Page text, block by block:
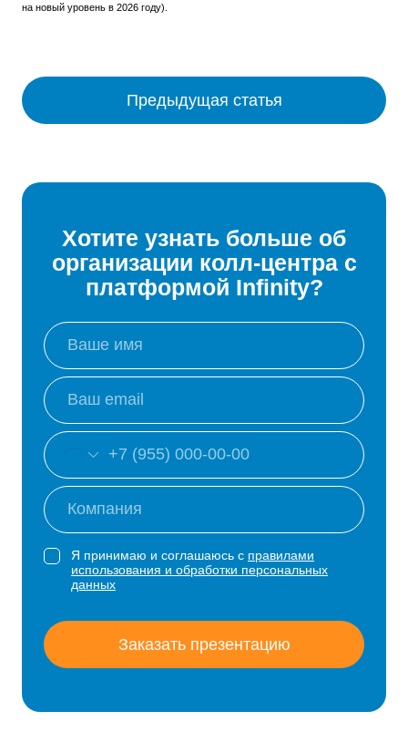
на новый уровень в 2026 году).
Предыдущая статья
Хотите узнать больше об
организации колл-центра с
платформой Infinity?
Я принимаю и соглашаюсь с правилами
использования и обработки персональных
данных
Заказать презентацию